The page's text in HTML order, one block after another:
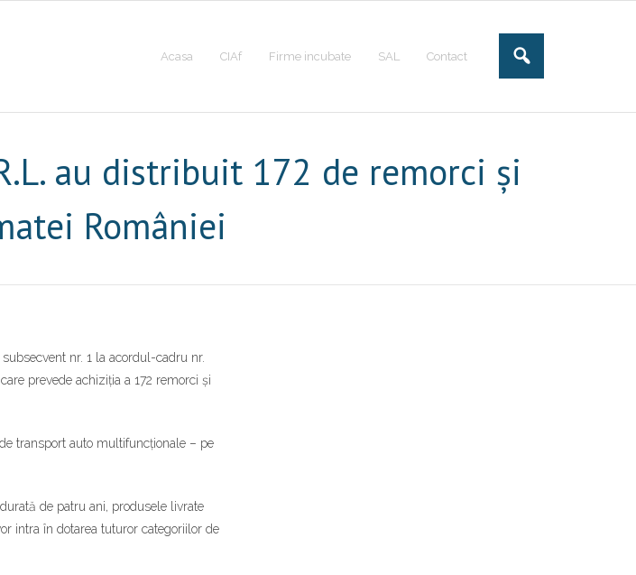
Acasa CIAf Firme incubate SAL Contact
au distribuit 172 de remorci și
României
nr. 1 la acordul-cadru nr.
prevede achiziția a 172 remorci și
transport auto multifuncționale – pe
de patru ani, produsele livrate
intra în dotarea tuturor categoriilor de